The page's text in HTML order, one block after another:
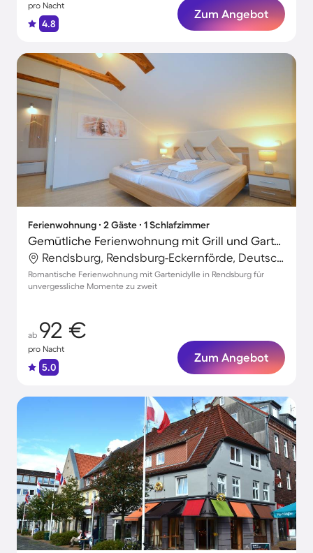
pro Nacht
4.8
Zum Angebot
Ferienwohnung ∙ 2 Gäste ∙ 1 Schlafzimmer
Gemütliche Ferienwohnung mit Grill und Garten
Rendsburg, Rendsburg-Eckernförde, Deutschland
Romantische Ferienwohnung mit Gartenidylle in Rendsburg für
unvergessliche Momente zu zweit
ab 92 €
pro Nacht
5.0
Zum Angebot